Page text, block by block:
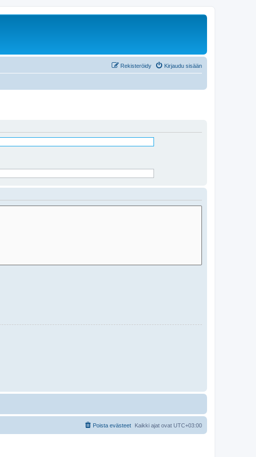
Kirjaudu sisään
Rekisteröidy
Kaikki ajat ovat UTC+03:00
Poista evästeet